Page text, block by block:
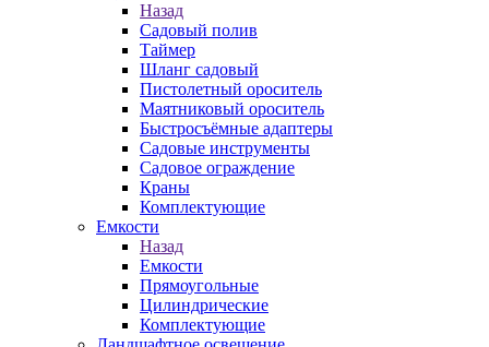
Назад
Садовый полив
Таймер
Шланг садовый
Пистолетный ороситель
Маятниковый ороситель
Быстросъёмные адаптеры
Садовые инструменты
Садовое ограждение
Краны
Комплектующие
Емкости
Назад
Емкости
Прямоугольные
Цилиндрические
Комплектующие